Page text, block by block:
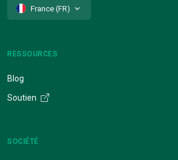
France (FR)
RESSOURCES
Blog
Soutien
SOCIÉTÉ